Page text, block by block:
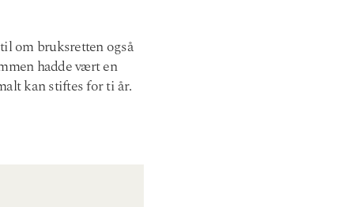
om bruksretten også
hadde vært en
kan stiftes for ti år.